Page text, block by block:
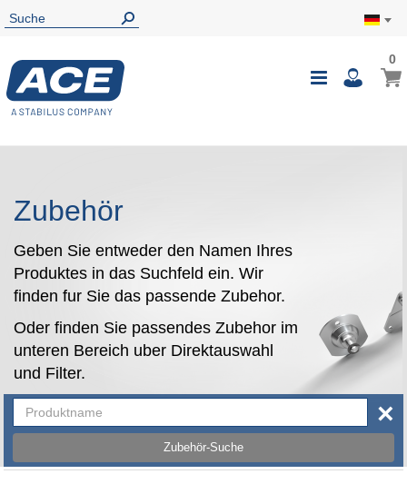
00
Zubehör
Geben Sie entweder den Namen Ihres
Produktes in das Suchfeld ein. Wir
finden fur Sie das passende Zubehor.
Oder finden Sie passendes Zubehor im
unteren Bereich uber Direktauswahl
und Filter.
Zubehör-Suche
×